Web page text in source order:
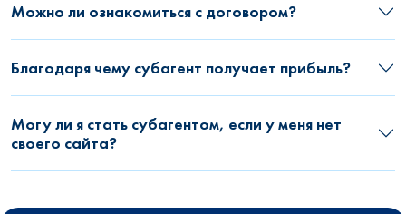
Можно ли ознакомиться с договором?
Благодаря чему субагент получает прибыль?
Могу ли я стать субагентом, если у меня нет
своего сайта?